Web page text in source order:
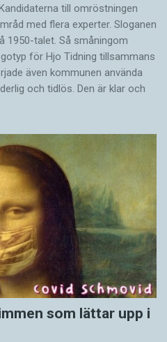
till omröstningen
med flera experter. Sloganen
1950-talet. Så småningom
för Hjo Tidning tillsammans
även kommunen använda
och tidlös. Den är klar och
som lättar upp i